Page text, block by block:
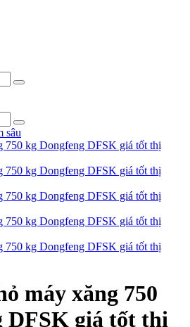
máy xăng 750
DFSK giá tốt thị